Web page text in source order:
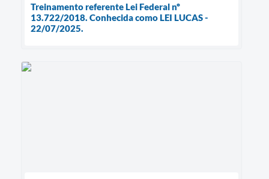
Treinamento referente Lei Federal nº
13.722/2018. Conhecida como LEI LUCAS -
22/07/2025.